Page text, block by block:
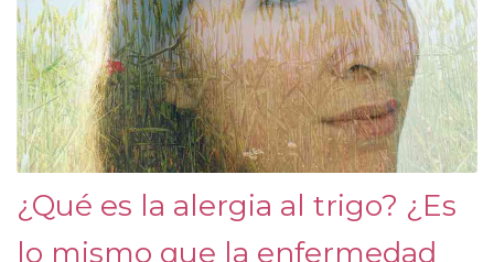
¿Qué es la alergia al trigo? ¿Es
lo mismo que la enfermedad